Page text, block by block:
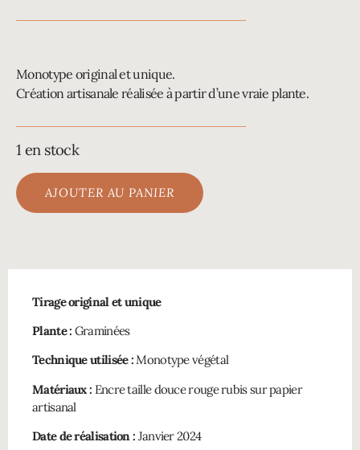
Monotype original et unique.
Création artisanale réalisée à partir d’une vraie plante.
1 en stock
AJOUTER AU PANIER
Tirage original et unique
Plante : Graminées
Technique utilisée :Monotype végétal
Matériaux : Encre taille douce rouge rubis sur papier
artisanal
Date de réalisation : Janvier 2024